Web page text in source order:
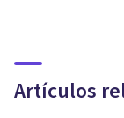
Artículos
debes ver